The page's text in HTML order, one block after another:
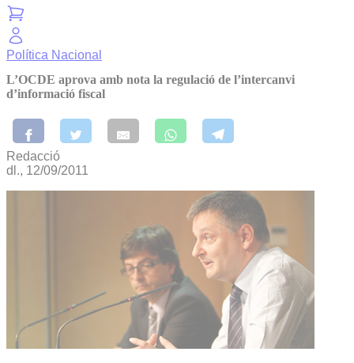
Política Nacional
L’OCDE aprova amb nota la regulació de l’intercanvi
d’informació fiscal
Redacció
dl., 12/09/2011